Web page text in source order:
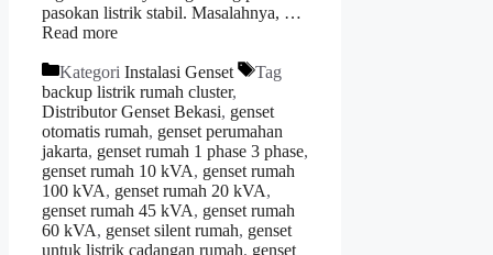
pasokan listrik stabil. Masalahnya, …
Read more
Kategori Instalasi Genset
Tag
backup listrik rumah cluster,
Distributor Genset Bekasi, genset
otomatis rumah, genset perumahan
jakarta, genset rumah 1 phase 3 phase,
genset rumah 10 kVA, genset rumah
100 kVA, genset rumah 20 kVA,
genset rumah 45 kVA, genset rumah
60 kVA, genset silent rumah, genset
untuk listrik cadangan rumah, genset